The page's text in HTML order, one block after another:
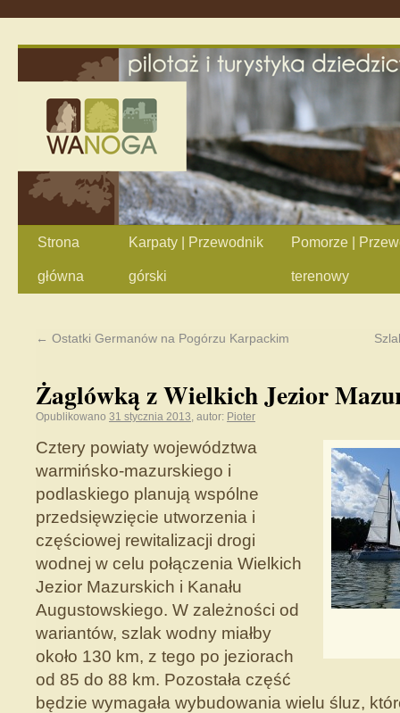
Strona
główna
Karpaty | Przewodnik
górski
Pomorze |
terenowy
← Ostatki Germanów na Pogórzu Karpackim
Żaglówką z Wielkich Jezior
Opublikowano 31 stycznia 2013, autor: Pioter
Cztery powiaty województwa
warmińsko-mazurskiego i
podlaskiego planują wspólne
przedsięwzięcie utworzenia i
częściowej rewitalizacji drogi
wodnej w celu połączenia Wielkich
Jezior Mazurskich i Kanału
Augustowskiego. W zależności od
wariantów, szlak wodny miałby
około 130 km, z tego po jeziorach
od 85 do 88 km. Pozostała część
będzie wymagała wybudowania wielu śluz,